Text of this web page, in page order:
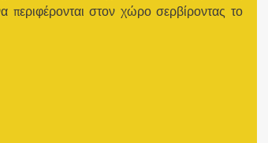
περιφέρονται στον χώρο σερβίροντας το